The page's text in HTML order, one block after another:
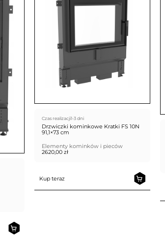
Czas realizacji1-3 dni
Drzwiczki kominkowe Kratki FS 10N
91,1×73 cm
Elementy kominków i pieców
2620,00 zł
Kup teraz